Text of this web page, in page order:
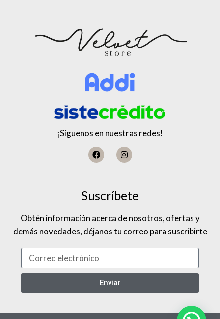
¡Síguenos en nuestras redes!
Suscríbete
Obtén información acerca de nosotros, ofertas y
demás novedades, déjanos tu correo para suscribirte
Enviar